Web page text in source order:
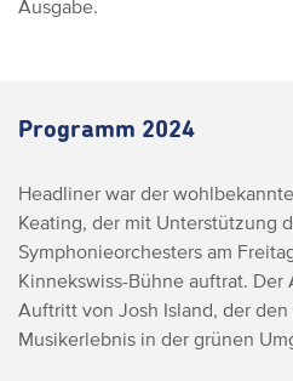
Ausgabe.
Programm 2024
Headliner war der
Keating, der mit Unterstützung
Symphonieorchesters am
Kinnekswiss-Bühne auftrat.
Auftritt von Josh Island, der
Musikerlebnis in der grünen